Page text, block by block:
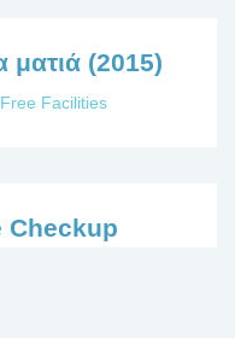
ματιά (2015)
Free Facilities
Checkup